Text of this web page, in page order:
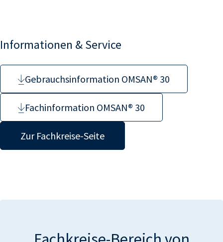
Informationen & Service
Gebrauchsinformation OMSAN® 30
Fachinformation OMSAN® 30
Zur Fachkreise-Seite